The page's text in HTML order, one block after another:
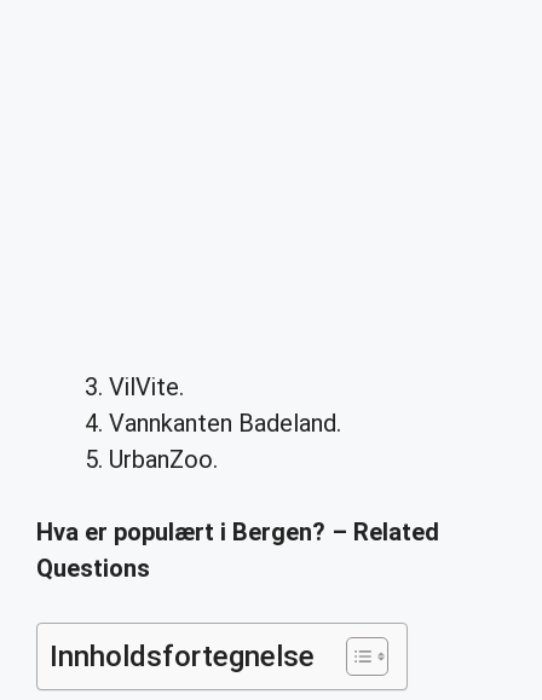
VilVite.
Vannkanten Badeland.
UrbanZoo.
Hva er populært i Bergen? – Related
Questions
Innholdsfortegnelse